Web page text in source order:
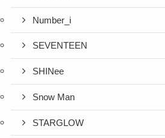
Number_i
SEVENTEEN
SHINee
Snow Man
STARGLOW